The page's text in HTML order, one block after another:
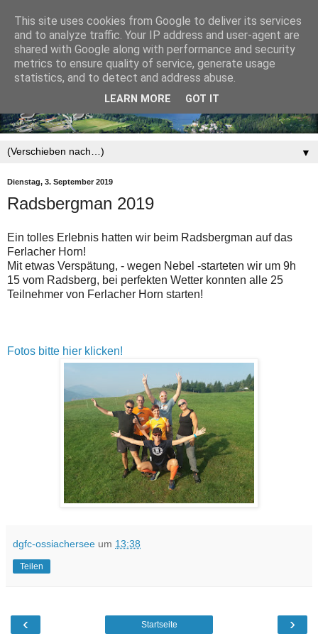
▼
Dienstag, 3. September 2019
Radsbergman 2019
Ein tolles Erlebnis hatten wir beim Radsbergman auf das
Ferlacher Horn!
Mit etwas Verspätung, - wegen Nebel -starteten wir um 9h
15 vom Radsberg, bei perfekten Wetter konnten alle 25
Teilnehmer von Ferlacher Horn starten!
Fotos bitte hier klicken!
dgfc-ossiachersee um 13:38
Teilen
‹ ›
Startseite
This site uses cookies from Google to deliver its services
and to analyze traffic. Your IP address and user-agent are
shared with Google along with performance and security
metrics to ensure quality of service, generate usage
statistics, and to detect and address abuse.
LEARN MORE GOT IT